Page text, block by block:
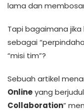
lama dan
Tapi bagaimana
sebagai
“misi tim”?
Sebuah artikel
Onlineyang berjudul
Collaboration”